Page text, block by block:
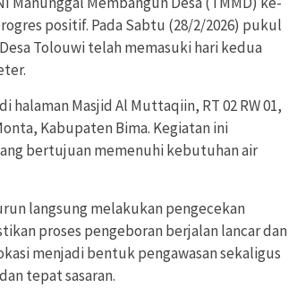
positif. Pada Sabtu (28/2/2026) pukul
Tolouwi telah memasuki hari kedua
Masjid Al Muttaqiin, RT 02 RW 01,
Kabupaten Bima. Kegiatan ini
bertujuan memenuhi kebutuhan air
langsung melakukan pengecekan
proses pengeboran berjalan lancar dan
menjadi bentuk pengawasan sekaligus
tepat sasaran.